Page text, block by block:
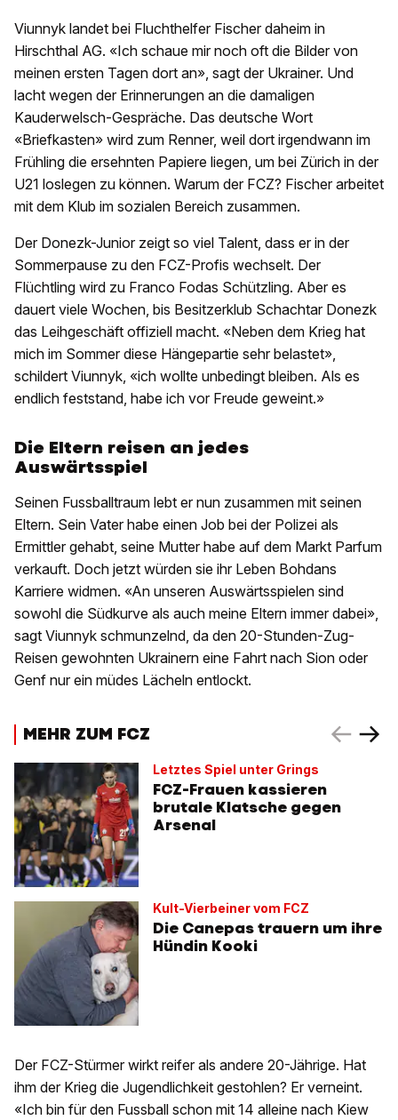
Viunnyk landet bei Fluchthelfer Fischer daheim in
Hirschthal AG. «Ich schaue mir noch oft die Bilder von
meinen ersten Tagen dort an», sagt der Ukrainer. Und
lacht wegen der Erinnerungen an die damaligen
Kauderwelsch-Gespräche. Das deutsche Wort
«Briefkasten» wird zum Renner, weil dort irgendwann im
Frühling die ersehnten Papiere liegen, um bei Zürich in der
U21 loslegen zu können. Warum der FCZ? Fischer arbeitet
mit dem Klub im sozialen Bereich zusammen.
Der Donezk-Junior zeigt so viel Talent, dass er in der
Sommerpause zu den FCZ-Profis wechselt. Der
Flüchtling wird zu Franco Fodas Schützling. Aber es
dauert viele Wochen, bis Besitzerklub Schachtar Donezk
das Leihgeschäft offiziell macht. «Neben dem Krieg hat
mich im Sommer diese Hängepartie sehr belastet»,
schildert Viunnyk, «ich wollte unbedingt bleiben. Als es
endlich feststand, habe ich vor Freude geweint.»
Die Eltern reisen an jedes
Auswärtsspiel
Seinen Fussballtraum lebt er nun zusammen mit seinen
Eltern. Sein Vater habe einen Job bei der Polizei als
Ermittler gehabt, seine Mutter habe auf dem Markt Parfum
verkauft. Doch jetzt würden sie ihr Leben Bohdans
Karriere widmen. «An unseren Auswärtsspielen sind
sowohl die Südkurve als auch meine Eltern immer dabei»,
sagt Viunnyk schmunzelnd, da den 20-Stunden-Zug-
Reisen gewohnten Ukrainern eine Fahrt nach Sion oder
Genf nur ein müdes Lächeln entlockt.
MEHR ZUM FCZ
Letztes Spiel unter Grings
FCZ-Frauen kassieren
brutale Klatsche gegen
Arsenal
Kult-Vierbeiner vom FCZ
Die Canepas trauern um ihre
Hündin Kooki
Der FCZ-Stürmer wirkt reifer als andere 20-Jährige. Hat
ihm der Krieg die Jugendlichkeit gestohlen? Er verneint.
«Ich bin für den Fussball schon mit 14 alleine nach Kiew